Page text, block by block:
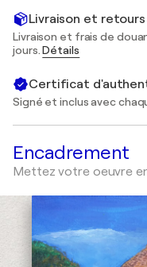
Livraison et
Livraison et frais de
jours.Détails
Certificat
Signé et inclus avec
Encadrement
Mettez votre oeuvre